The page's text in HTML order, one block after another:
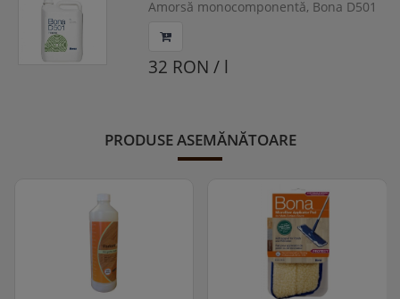
Amorsă monocomponentă, Bona D501
32 RON / l
PRODUSE ASEMĂNĂTOARE